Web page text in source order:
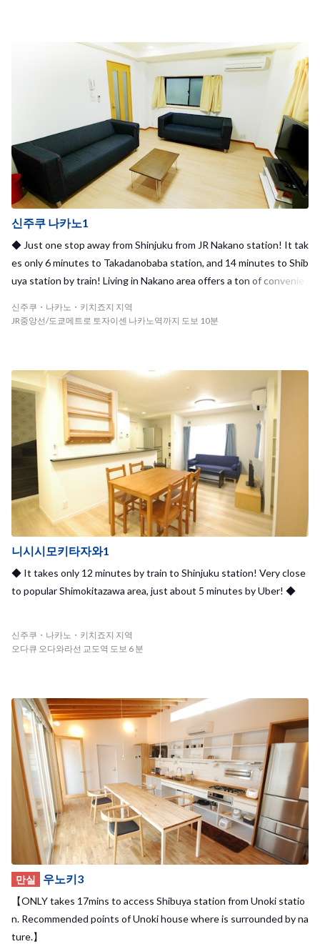
밤이 되면 하우스 메이트 모두 모여 함께 밥을 먹으며 북적북적. 근처
역인 닌교쵸역에서는 히비야선, 도에이아사쿠사선을 이용 가능합니
다. 도심은 물론, 관광지로 유명한 아사쿠사에도 전철로 6분이면 갈
수 있습니다. 도쿄의 한 가운데에서 즐기는 셰어하우스 생활은 어떠
신주쿠 나카노1
◆ Just one stop away from Shinjuku from JR Nakano station! It tak
es only 6 minutes to Takadanobaba station, and 14 minutes to Shib
uya station by train! Living in Nakano area offers a ton of convenie
신주쿠・나카노・키치죠지 지역
JR중앙선/도쿄메트로 토자이센 나카노역까지 도보 10분
니시시모키타자와1
◆ It takes only 12 minutes by train to Shinjuku station! Very close
to popular Shimokitazawa area, just about 5 minutes by Uber! ◆
신주쿠・나카노・키치죠지 지역
오다큐 오다와라선 교도역 도보 6 분
만실 우노키3
【ONLY takes 17mins to access Shibuya station from Unoki statio
n. Recommended points of Unoki house where is surrounded by na
ture.】